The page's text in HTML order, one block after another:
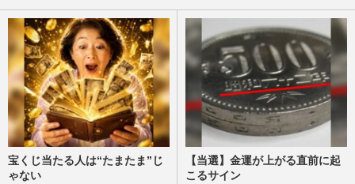
宝くじ当たる人は“たまたま”じ
ゃない
【当選】金運が上がる直前に起
こるサイン